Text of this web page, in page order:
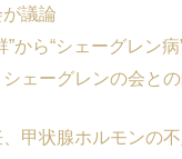
議論
”から“シェーグレ
シェーグレンの会と
甲状腺ホルモンの